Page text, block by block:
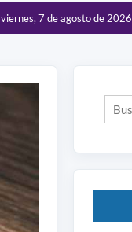
viernes, 7 de agosto de 2026